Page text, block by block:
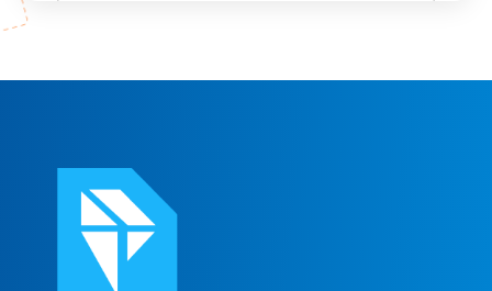
Системи линеарних једначина